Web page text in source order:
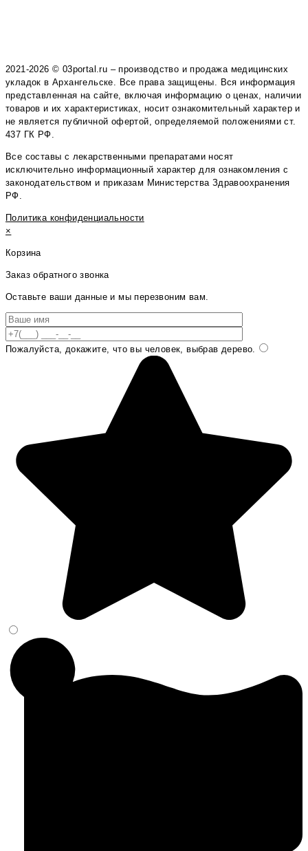
2021-2026 © 03portal.ru – производство и продажа медицинских
укладок в Архангельске. Все права защищены. Вся информация
представленная на сайте, включая информацию о ценах, наличии
товаров и их характеристиках, носит ознакомительный характер и
не является публичной офертой, определяемой положениями ст.
437 ГК РФ.
Все составы с лекарственными препаратами носят
исключительно информационный характер для ознакомления с
законодательством и приказам Министерства Здравоохранения
РФ.
Политика конфиденциальности
×
Корзина
Заказ обратного звонка
Оставьте ваши данные и мы перезвоним вам.
Пожалуйста, докажите, что вы человек, выбрав дерево